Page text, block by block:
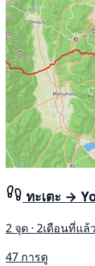
ทะเตะ →
2 จุด · 2เดือนที่แล้ว
47 การดู